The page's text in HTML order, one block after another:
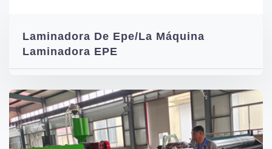
Laminadora De Epe/La Máquina
Laminadora EPE